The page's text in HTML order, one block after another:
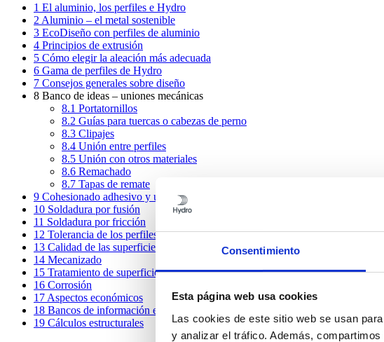
Consentimiento
Esta página web usa cookies
Las cookies de este sitio web se usan
y analizar el tráfico. Además,
1 El aluminio, los perfiles e Hydro
2 Aluminio – el metal sostenible
3 EcoDiseño con perfiles de aluminio
4 Principios de extrusión
5 Cómo elegir la aleación más adecuada
6 Gama de perfiles de Hydro
7 Consejos generales sobre diseño
8 Banco de ideas – uniones mecánicas
8.1 Portatornillos
8.2 Guías para tuercas o cabezas de perno
8.3 Clipajes
8.4 Unión entre perfiles
8.5 Unión con otros materiales
8.6 Remachado
8.7 Tapas de remate
9 Cohesionado adhesivo y unión por pegado
10 Soldadura por fusión
11 Soldadura por fricción
12 Tolerancia de los perfiles
13 Calidad de las superficies
14 Mecanizado
15 Tratamiento de superficies
16 Corrosión
17 Aspectos económicos
18 Bancos de información e ideas compartidas
19 Cálculos estructurales